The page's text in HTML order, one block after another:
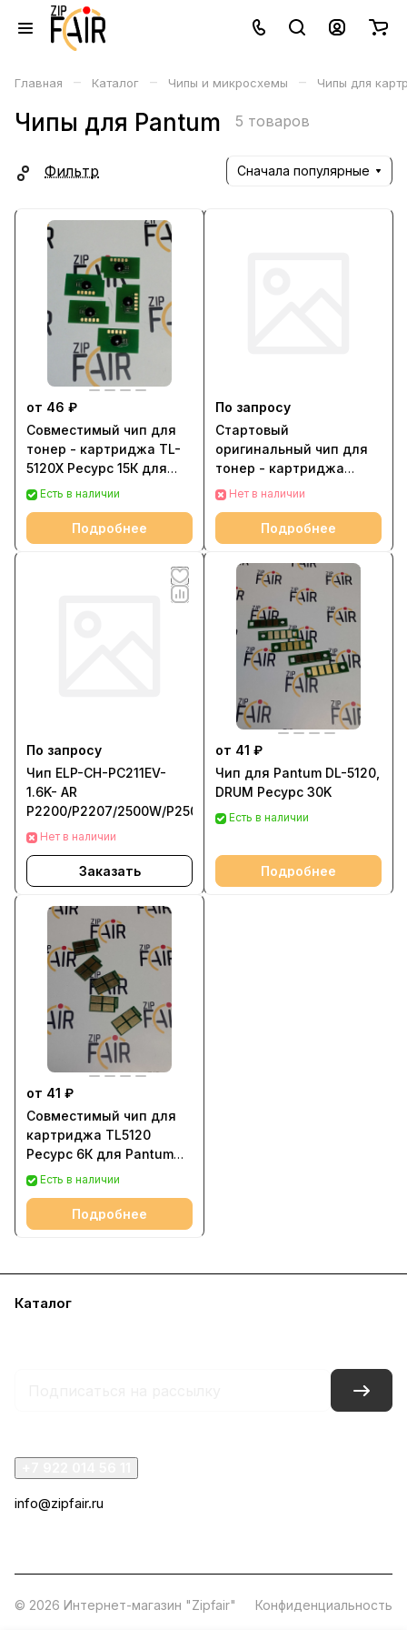
Главная – Каталог – Чипы и микросхемы – Чипы для
Чипы для Pantum 5 товаров
Фильтр Сначала популярные
от 46 ₽
Совместимый чип для
тонер - картриджа TL-
5120X Ресурс 15К для
Pantum BP5100 BM5100
Есть в наличии
Подробнее
По запросу
Стартовый
оригинальный чип для
тонер - картриджа
TL5120 для Pantum
Нет в наличии
Подробнее
По запросу
Чип ELP-CH-PC211EV-
1.6K- AR
P2200/P2207/2500W/P2507
Нет в наличии
Заказать
от 41 ₽
Чип для Pantum DL-5120,
DRUM Ресурс 30K
Есть в наличии
Подробнее
от 41 ₽
Совместимый чип для
картриджа TL5120
Ресурс 6К для Pantum
BP5100 BM5100
Есть в наличии
Подробнее
Каталог
info@zipfair.ru
© 2026 Интернет-магазин "Zipfair" Конфиденциальность